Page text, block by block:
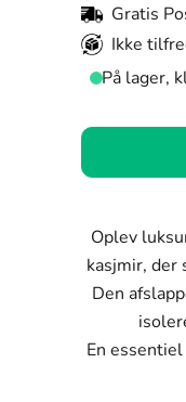
Gratis
Ikke
På lager,
Farve:
Sort
Mørkeblå
Kamel
M
Størrelse
Oplev
kasjmir, der
Den
En